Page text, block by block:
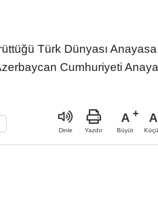
Türk Dünyası Anayasa
Cumhuriyeti
Dinle Yazdır
A
Büyüt
A